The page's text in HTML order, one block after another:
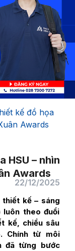
kế đồ họa
Awards
HSU – nhìn
Awards
22/12/2025
kế – sáng
luôn theo đuổi
kế, chiều sâu
Chính từ môi
đã từng bước